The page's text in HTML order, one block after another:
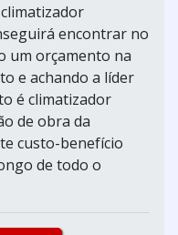
encontrar no
um orçamento na
e achando a líder
é climatizador
de obra da
custo-benefício
de todo o